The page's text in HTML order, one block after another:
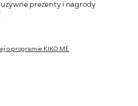
prezenty i nagrody
o programie KIKO ME